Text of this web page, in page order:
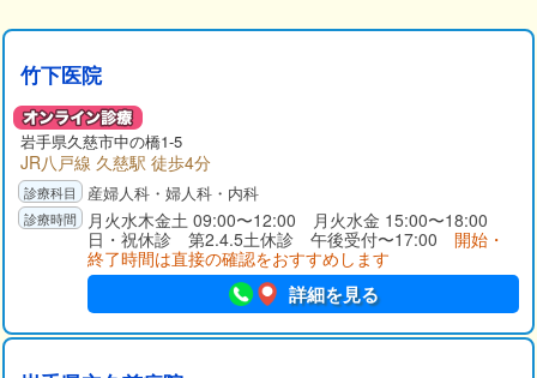
竹下医院
岩手県久慈市中の橋1-5
JR八戸線 久慈駅 徒歩4分
産婦人科・婦人科・内科
月火水木金土 09:00〜12:00 月火水金 15:00〜18:00
日・祝休診 第2.4.5土休診 午後受付〜17:00 開始・
終了時間は直接の確認をおすすめします
詳細を見る